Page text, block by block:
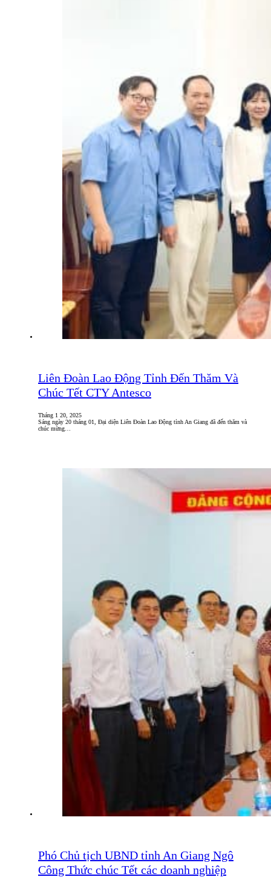
Liên Đoàn Lao Động Tỉnh Đến Thăm Và
Chúc Tết CTY Antesco
Tháng 1 20, 2025
Sáng ngày 20 tháng 01, Đại diện Liên Đoàn Lao Động tỉnh An Giang đã đến thăm và
chúc mừng…
Phó Chủ tịch UBND tỉnh An Giang Ngô
Công Thức chúc Tết các doanh nghiệp